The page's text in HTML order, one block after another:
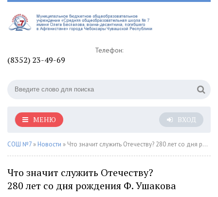
Телефон:
(8352) 23-49-69
ВХОД
МЕНЮ
СОШ №7 » Новости » Что значит служить Отечеству? 280 лет со дня рождения Ф. Ушакова
Что значит служить Отечеству?
280 лет со дня рождения Ф. Ушакова